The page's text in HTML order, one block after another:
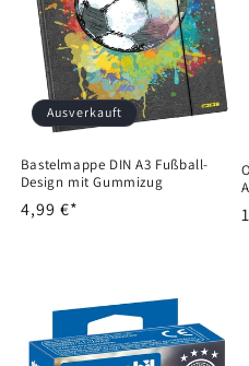
Ausverkauft
Bastelmappe DIN A3 Fußball-
Design mit Gummizug
Normaler
4,99 €*